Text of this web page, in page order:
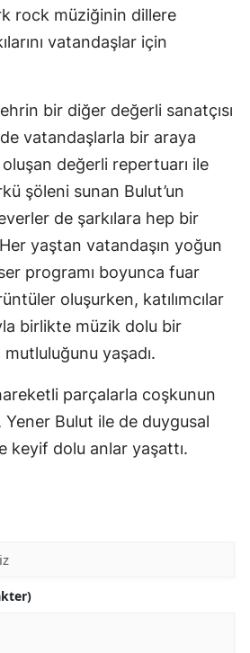
rock müziğinin dillere
vatandaşlar için
bir diğer değerli sanatçısı
vatandaşlarla bir araya
değerli repertuarı ile
şöleni sunan Bulut’un
de şarkılara hep bir
yaştan vatandaşın yoğun
programı boyunca fuar
oluşurken, katılımcılar
birlikte müzik dolu bir
yaşadı.
parçalarla coşkunun
Bulut ile de duygusal
keyif dolu anlar yaşattı.